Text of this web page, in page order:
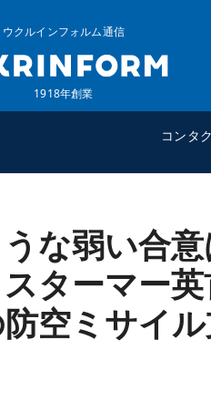
ウクルインフォルム通信
1918年創業
コンタ
追加
インタビュー
写真
な弱い合
ターマー
空ミサイ